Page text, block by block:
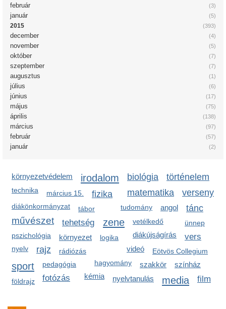
(3)
február
(5)
január
(393)
2015
(4)
december
(5)
november
(7)
október
(7)
szeptember
(1)
augusztus
(6)
július
(17)
június
(75)
május
(138)
április
(97)
március
(57)
február
(2)
január
környezetvédelem irodalom biológia történelem
technika matematika
március 15.
diákönkormányzat
verseny
fizika
tudomány angol
művészet
tánc
tábor
zene vetélkedő
diákújságírás
tehetség
ünnep
pszichológia
környezet vers
logika
nyelv
rajz videó
rádiózás
Eötvös Collegium
hagyomány
sport pedagógia szakkör
színház
kémia
nyelvtanulás
fotózás media
földrajz film